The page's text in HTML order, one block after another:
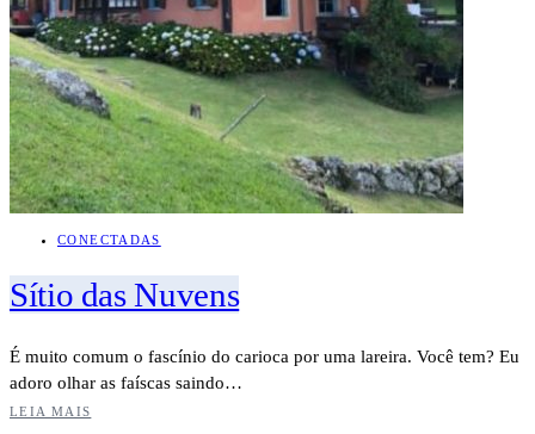
CONECTADAS
Sítio das Nuvens
É muito comum o fascínio do carioca por uma lareira. Você tem? Eu
adoro olhar as faíscas saindo…
LEIA MAIS